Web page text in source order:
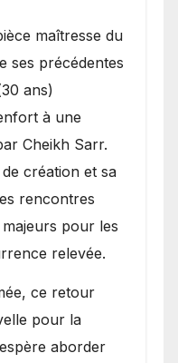
maîtresse du
ses précédentes
ans)
à une
Cheikh Sarr.
création et sa
rencontres
pour les
relevée.
ce retour
pour la
aborder